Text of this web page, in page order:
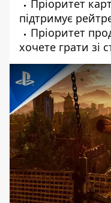
Пріоритет
підтримує
Пріоритет
хочете грати зі